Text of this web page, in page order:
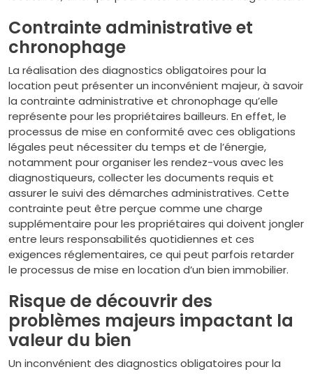
Contrainte administrative et
chronophage
La réalisation des diagnostics obligatoires pour la
location peut présenter un inconvénient majeur, à savoir
la contrainte administrative et chronophage qu’elle
représente pour les propriétaires bailleurs. En effet, le
processus de mise en conformité avec ces obligations
légales peut nécessiter du temps et de l’énergie,
notamment pour organiser les rendez-vous avec les
diagnostiqueurs, collecter les documents requis et
assurer le suivi des démarches administratives. Cette
contrainte peut être perçue comme une charge
supplémentaire pour les propriétaires qui doivent jongler
entre leurs responsabilités quotidiennes et ces
exigences réglementaires, ce qui peut parfois retarder
le processus de mise en location d’un bien immobilier.
Risque de découvrir des
problèmes majeurs impactant la
valeur du bien
Un inconvénient des diagnostics obligatoires pour la